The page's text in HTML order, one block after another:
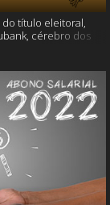
do título eleitoral,
cérebro dos